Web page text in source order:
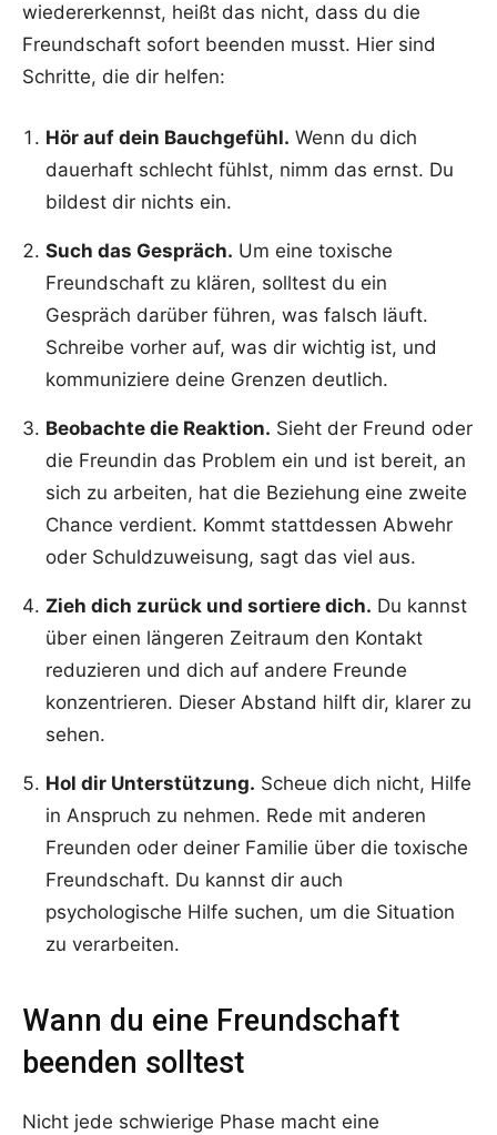
wiedererkennst, heißt das nicht, dass du die
Freundschaft sofort beenden musst. Hier sind
Schritte, die dir helfen:
Hör auf dein Bauchgefühl. Wenn du dich
dauerhaft schlecht fühlst, nimm das ernst. Du
bildest dir nichts ein.
Such das Gespräch. Um eine toxische
Freundschaft zu klären, solltest du ein
Gespräch darüber führen, was falsch läuft.
Schreibe vorher auf, was dir wichtig ist, und
kommuniziere deine Grenzen deutlich.
Beobachte die Reaktion. Sieht der Freund oder
die Freundin das Problem ein und ist bereit, an
sich zu arbeiten, hat die Beziehung eine zweite
Chance verdient. Kommt stattdessen Abwehr
oder Schuldzuweisung, sagt das viel aus.
Zieh dich zurück und sortiere dich. Du kannst
über einen längeren Zeitraum den Kontakt
reduzieren und dich auf andere Freunde
konzentrieren. Dieser Abstand hilft dir, klarer zu
sehen.
Hol dir Unterstützung. Scheue dich nicht, Hilfe
in Anspruch zu nehmen. Rede mit anderen
Freunden oder deiner Familie über die toxische
Freundschaft. Du kannst dir auch
psychologische Hilfe suchen, um die Situation
zu verarbeiten.
Wann du eine Freundschaft
beenden solltest
Nicht jede schwierige Phase macht eine